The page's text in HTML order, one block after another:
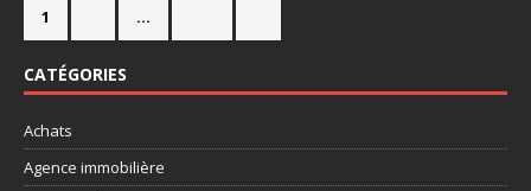
1 …
CATÉGORIES
Achats
Agence immobilière